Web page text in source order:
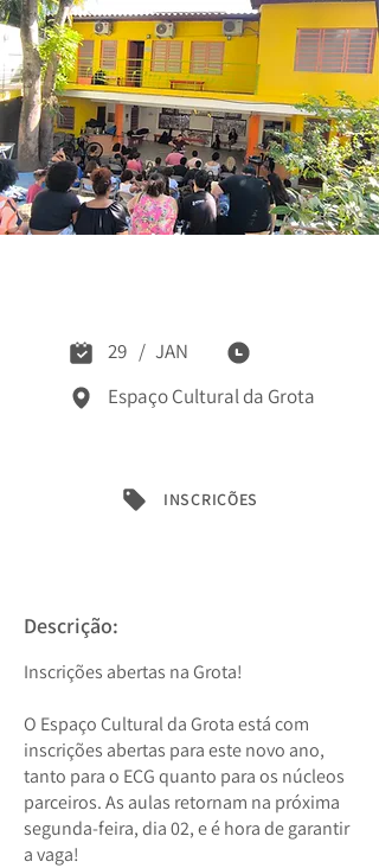
Inscrições 2026:
29 / JAN
Espaço Cultural da Grota
INSCRIÇÕES
Descrição:
Inscrições abertas na Grota!
O Espaço Cultural da Grota está com
inscrições abertas para este novo ano,
tanto para o ECG quanto para os núcleos
parceiros. As aulas retornam na próxima
segunda-feira, dia 02, e é hora de garantir
a vaga!